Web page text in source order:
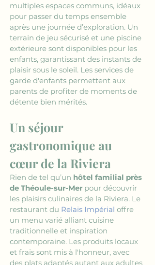
multiples espaces communs, idéaux
pour passer du temps ensemble
après une journée d’exploration. Un
terrain de jeu sécurisé et une piscine
extérieure sont disponibles pour les
enfants, garantissant des instants de
plaisir sous le soleil. Les services de
garde d'enfants permettent aux
parents de profiter de moments de
détente bien mérités.
Un séjour
gastronomique au
cœur de la Riviera
Rien de tel qu’un hôtel familial près
de Théoule-sur-Mer pour découvrir
les plaisirs culinaires de la Riviera. Le
restaurant du Relais Impérial offre
un menu varié alliant cuisine
traditionnelle et inspiration
contemporaine. Les produits locaux
et frais sont mis à l'honneur, avec
des plats adaptés autant aux adultes